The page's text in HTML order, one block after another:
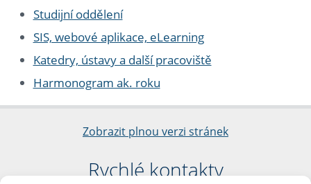
Studijní oddělení
SIS, webové aplikace, eLearning
Katedry, ústavy a další pracoviště
Harmonogram ak. roku
Zobrazit plnou verzi stránek
Rychlé kontakty